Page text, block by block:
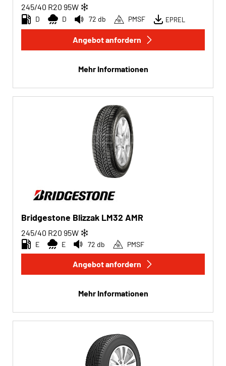
245/40 R20 95W
D D 72 db PMSF EPREL
Angebot anfordern
Mehr Informationen
Bridgestone Blizzak LM32 AMR
245/40 R20 95W
E E 72 db PMSF
Angebot anfordern
Mehr Informationen